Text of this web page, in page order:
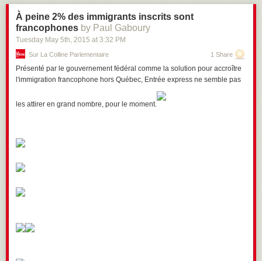
À peine 2% des immigrants inscrits sont
francophones by Paul Gaboury
Tuesday May 5th, 2015 at 3:32 PM
Sur La Colline Parlementaire 1 Share
Présenté par le gouvernement fédéral comme la solution pour accroître
l'immigration francophone hors Québec, Entrée express ne semble pas
les attirer en grand nombre, pour le moment.